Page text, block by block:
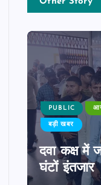
PUBLIC
बड़ी खबर
दवा कक्ष में
घंटों इंतजार